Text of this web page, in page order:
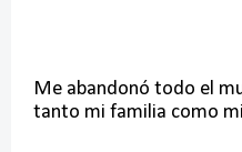
Me abandonó todo el
tanto mi familia como